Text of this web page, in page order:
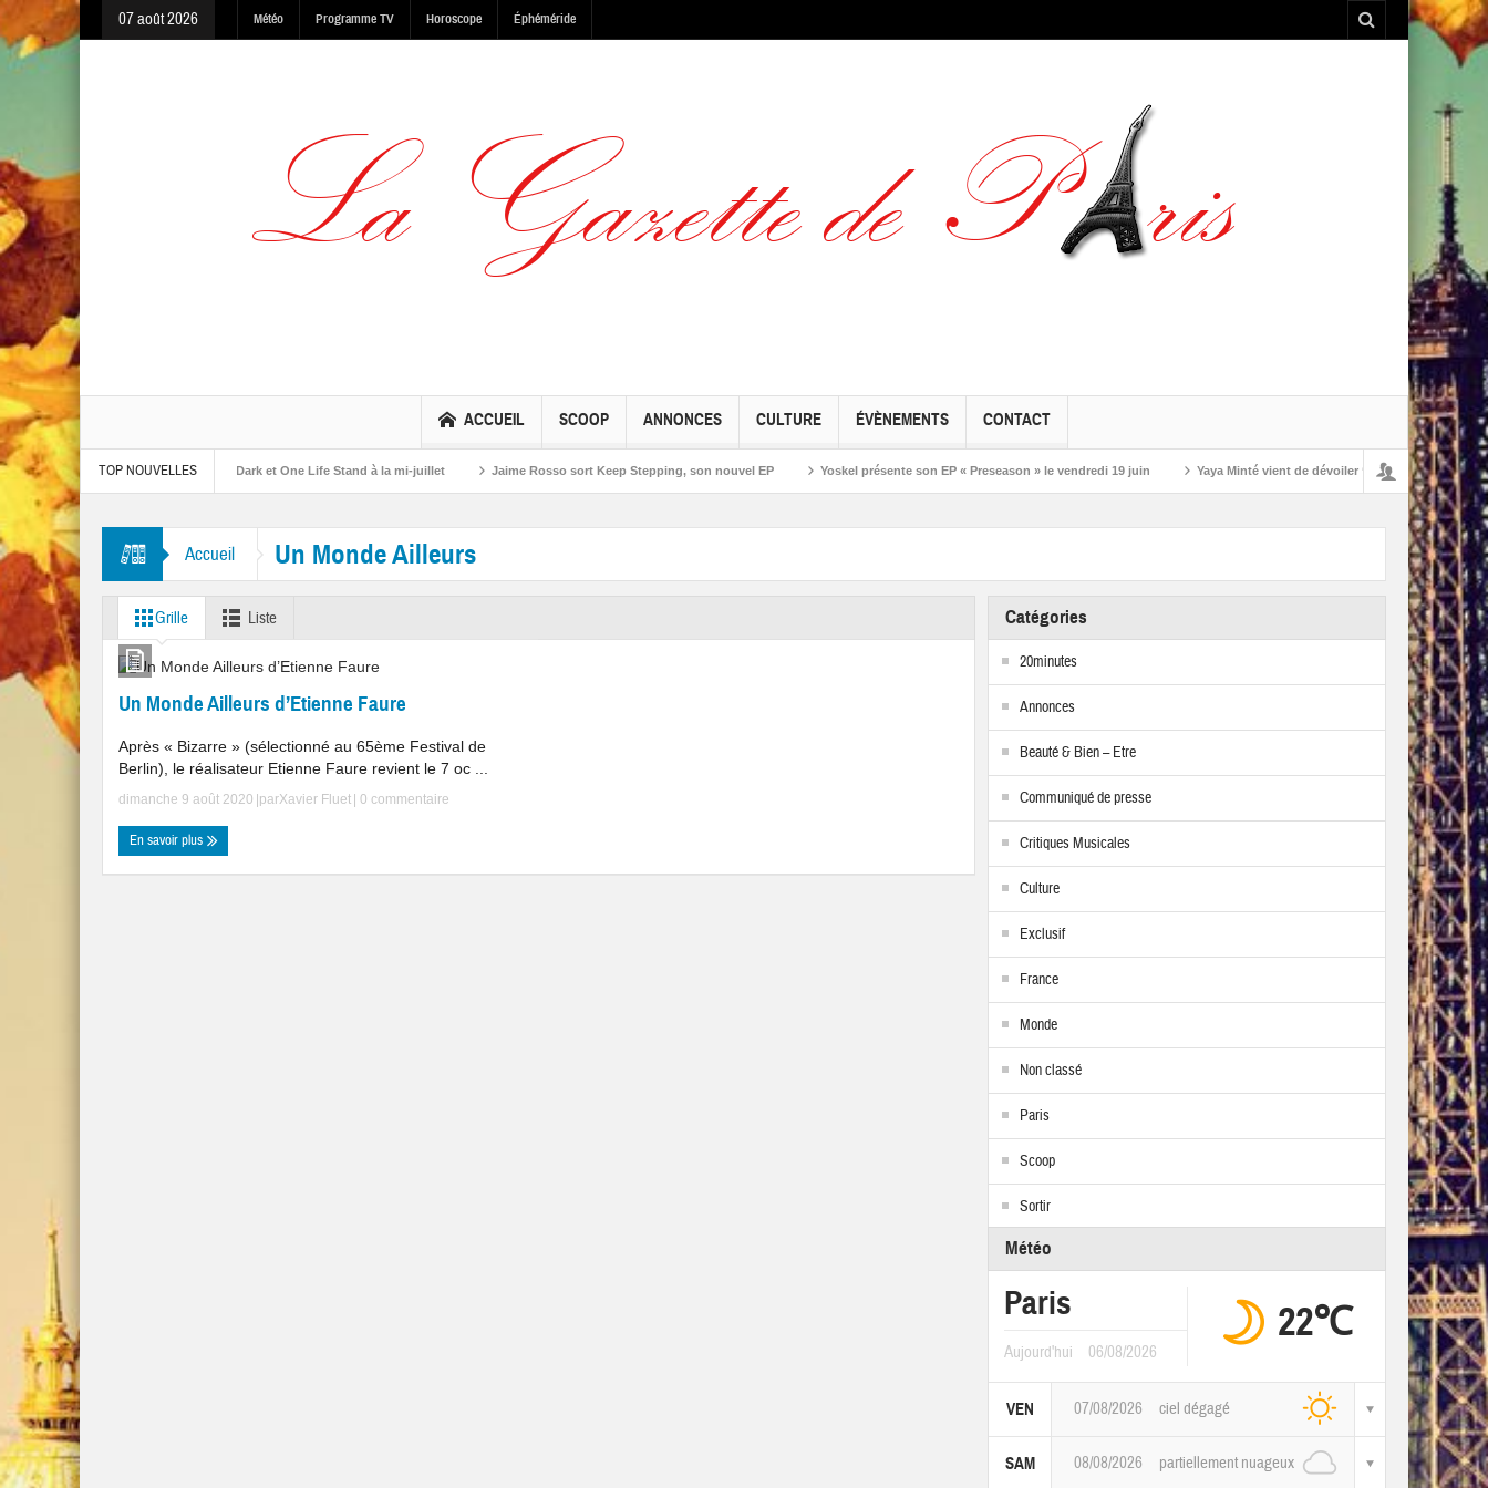
07 août 2026 Météo Programme TV Horoscope Éphéméride
ACCUEIL SCOOP ANNONCES CULTURE ÉVÈNEMENTS CONTACT
TOP NOUVELLES
The Warning, Made In The Dark et One Life Stand à la mi-juillet Jaime Rosso sort Keep Stepping, son nouvel EP Yoskel présente son EP « Preseason » le vendredi 19 juin Yaya Minté vient de dévoiler ‘So’, son premier album
“Mr. Tambourine Man” et “Like A Rolling Stone”
Accueil Un Monde Ailleurs
Grille Liste
Un Monde Ailleurs d’Etienne Faure
Après « Bizarre » (sélectionné au 65ème Festival de
Berlin), le réalisateur Etienne Faure revient le 7 oc ...
dimanche 9 août 2020 |parXavier Fluet 0 commentaire
En savoir plus
Catégories
20minutes
Annonces
Beauté & Bien – Etre
Communiqué de presse
Critiques Musicales
Culture
Exclusif
France
Monde
Non classé
Paris
Scoop
Sortir
Météo
Paris
Aujourd'hui 06/08/2026
22℃
VEN 07/08/2026 ciel dégagé
SAM 08/08/2026 partiellement nuageux